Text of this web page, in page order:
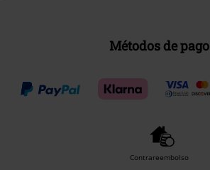
Métodos de pago
Contrareembolso